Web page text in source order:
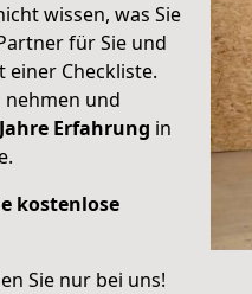
wissen, was Sie
für Sie und
einer Checkliste.
nehmen und
Erfahrung in
kostenlose
Sie nur bei uns!